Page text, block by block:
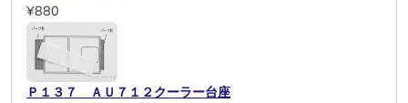
¥880
Ｐ１３７ ＡＵ７１２クーラー台座